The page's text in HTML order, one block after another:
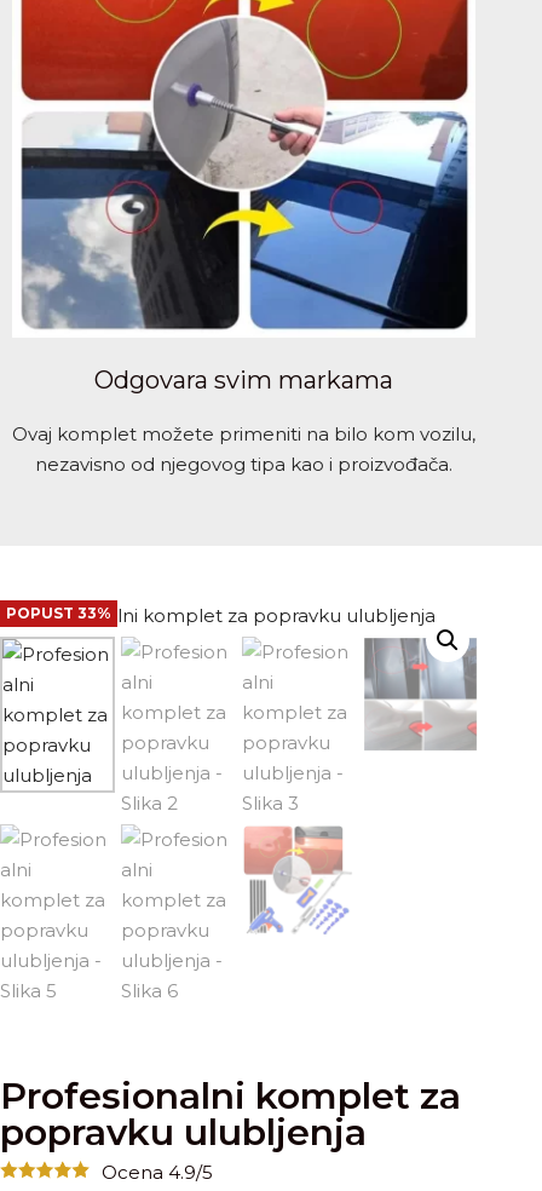
Odgovara svim markama
Ovaj komplet možete primeniti na bilo kom vozilu,
nezavisno od njegovog tipa kao i proizvođača.
POPUST 33%
Profesionalni komplet za
popravku ulubljenja
Ocena 4.9/5